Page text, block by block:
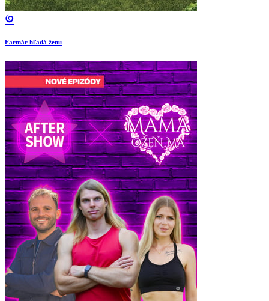
Farmár hľadá ženu